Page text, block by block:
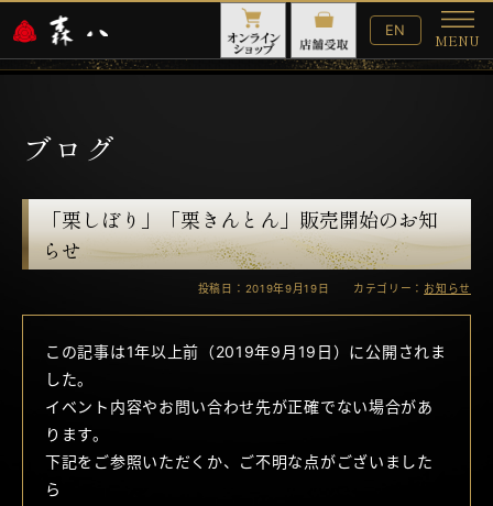
English
Website
EN
MENU
メ
ニ
ブログ
「栗しぼり」「栗きんとん」販売開始のお知
らせ
投稿日：2019年9月19日 カテゴリー： お知らせ
この記事は1年以上前（2019年9月19日）に公開されま
した。
イベント内容やお問い合わせ先が正確でない場合があ
ります。
下記をご参照いただくか、ご不明な点がございました
ら